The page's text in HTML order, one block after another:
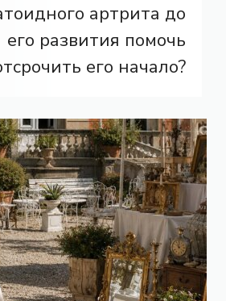
артрита до
его развития помочь
его начало?